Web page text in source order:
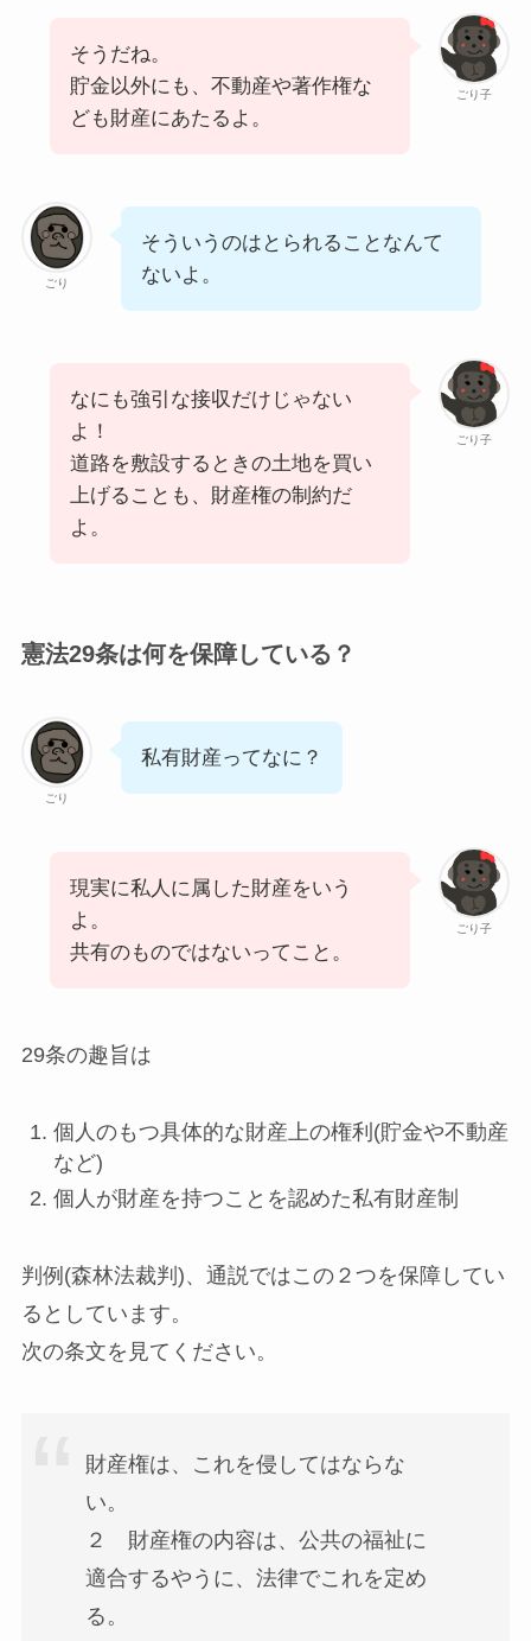
ごり子
そうだね。
貯金以外にも、不動産や著作権な
ども財産にあたるよ。
ごり
そういうのはとられることなんて
ないよ。
ごり子
なにも強引な接収だけじゃない
よ！
道路を敷設するときの土地を買い
上げることも、財産権の制約だ
よ。
憲法29条は何を保障している？
ごり
私有財産ってなに？
ごり子
現実に私人に属した財産をいう
よ。
共有のものではないってこと。
29条の趣旨は
個人のもつ具体的な財産上の権利 (貯金や不動産
など)
個人が財産を持つことを認めた私有財産制
判例(森林法裁判)、通説ではこの２つを保障してい
るとしています。
次の条文を見てください。
財産権は、これを侵してはならな
い。
２ 財産権の内容は、公共の福祉に
適合するやうに、法律でこれを定め
る。